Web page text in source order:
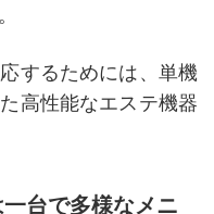
するためには、単機
高性能なエステ機器
台で多様なメニ